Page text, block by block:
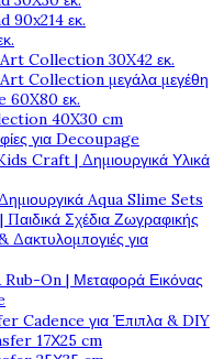
90x214 εκ.
Art Collection 30X42 εκ.
Art Collection μεγάλα μεγέθη
60X80 εκ.
40X30 cm
για Decoupage
Craft | Δημιουργικά Υλικά
Aqua Slime Sets
Παιδικά Σχέδια Ζωγραφικής
Δακτυλομπογιές για
On | Μεταφορά Εικόνας
Cadence για Έπιπλα & DIY
17Χ25 cm